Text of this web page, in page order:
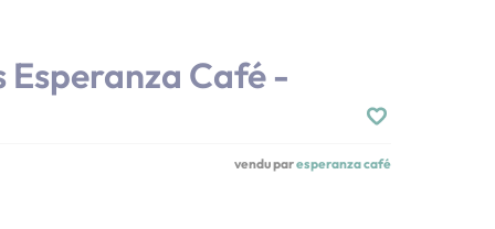
Esperanza Café -
vendu paresperanza café